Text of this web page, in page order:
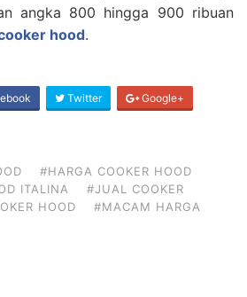
angka 800 hingga 900 ribuan
hood.
Twitter Google+
#HARGA COOKER HOOD
ITALINA
#JUAL COOKER
HOOD
#MACAM HARGA